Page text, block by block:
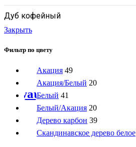
Дуб кофейный
Закрыть
Фильтр по цвету
Акация 49
Акация/Белый 20
Белый 41
Белый/Акация 20
Дерево карбон 39
Скандинавское дерево белое